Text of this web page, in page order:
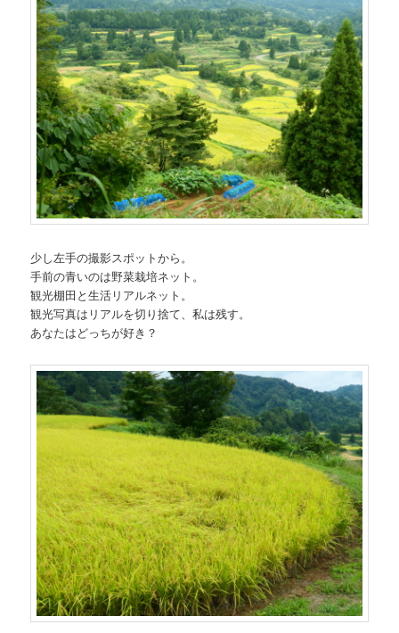
少し左手の撮影スポットから。
手前の青いのは野菜栽培ネット。
観光棚田と生活リアルネット。
観光写真はリアルを切り捨て、私は残す。
あなたはどっちが好き？